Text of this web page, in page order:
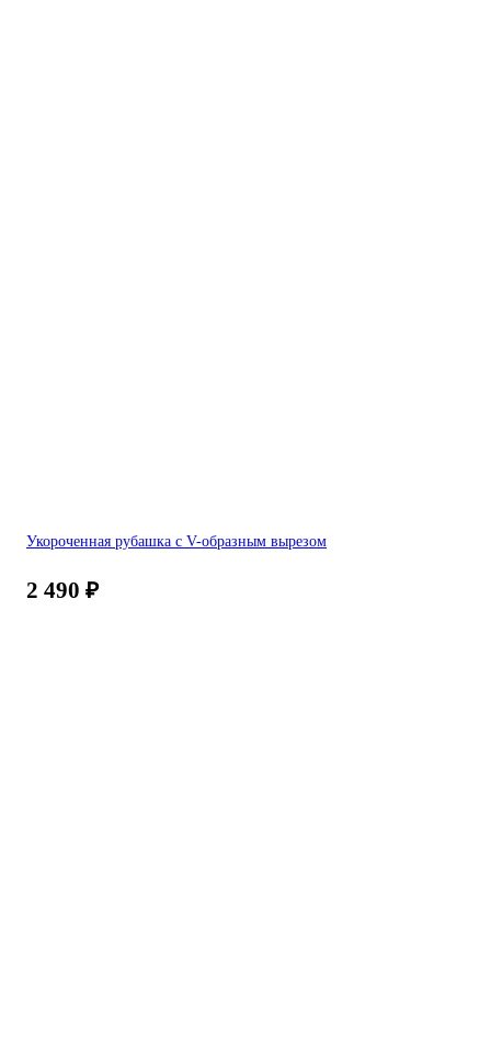
Укороченная рубашка с V-образным вырезом
2 490 ₽